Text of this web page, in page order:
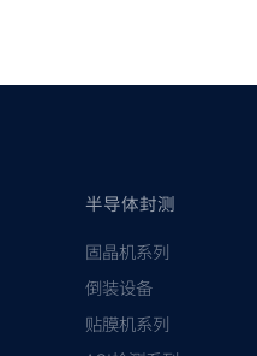
半导体封测
固晶机系列
倒装设备
贴膜机系列